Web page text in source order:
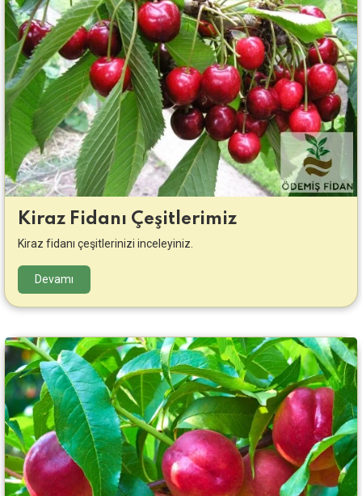
Kiraz Fidanı Çeşitlerimiz
Kiraz fidanı çeşitlerinizi inceleyiniz.
Devamı